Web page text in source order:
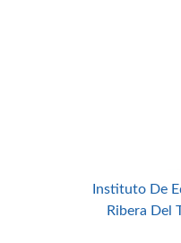
Instituto De
Ribera Del